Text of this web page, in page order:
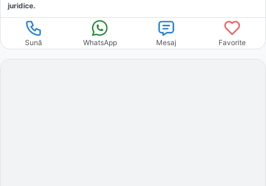
juridice.
Sună WhatsApp Mesaj Favorite